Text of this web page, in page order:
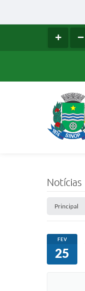
Notícias
Principal
FEV
25